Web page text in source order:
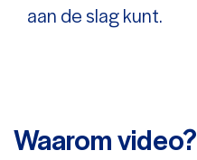
aan de slag kunt.
Waarom video?